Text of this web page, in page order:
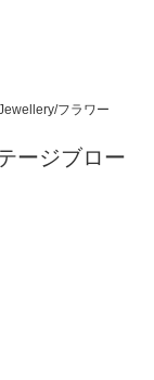
フラワー
ージブロー